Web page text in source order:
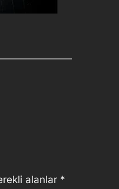
alanlar *